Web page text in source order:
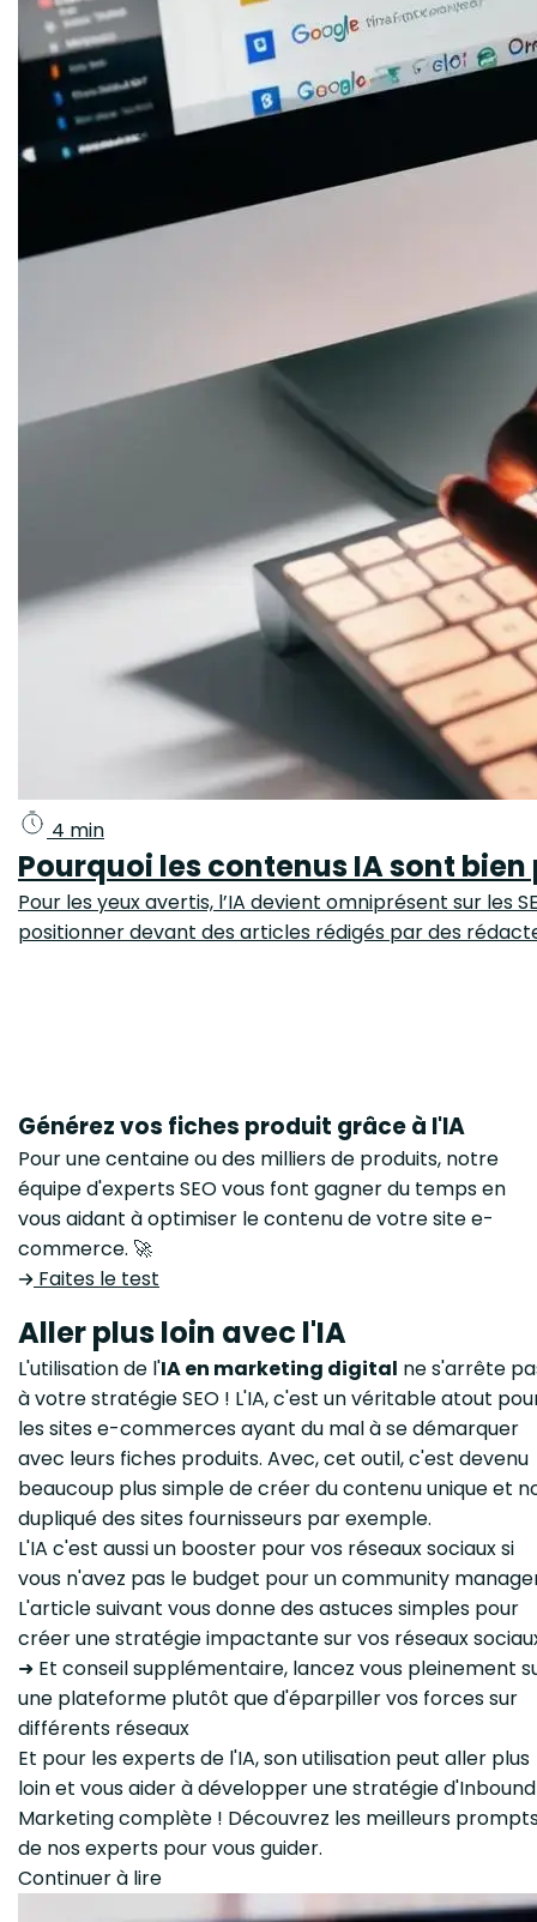
4 min
Pourquoi les contenus IA sont
Pour les yeux avertis, l’IA devient omniprésent sur les
positionner devant des articles rédigés par des
Générez vos fiches produit grâce à l'IA
Pour une centaine ou des milliers de produits, notre
équipe d'experts SEO vous font gagner du temps en
vous aidant à optimiser le contenu de votre site e-
commerce. 🚀
Faites le test
Aller plus loin avec l'IA
L'utilisation de l'IA en marketing digital ne s'arrête
à votre stratégie SEO ! L'IA, c'est un véritable atout
les sites e-commerces ayant du mal à se démarquer
avec leurs fiches produits. Avec, cet outil, c'est devenu
beaucoup plus simple de créer du contenu unique et
dupliqué des sites fournisseurs par exemple.
L'IA c'est aussi un booster pour vos réseaux sociaux si
vous n'avez pas le budget pour un community
L'article suivant vous donne des astuces simples pour
créer une stratégie impactante sur vos réseaux
➜ Et conseil supplémentaire, lancez vous pleinement
une plateforme plutôt que d'éparpiller vos forces sur
différents réseaux
Et pour les experts de l'IA, son utilisation peut aller plus
loin et vous aider à développer une stratégie d'Inbound
Marketing complète ! Découvrez les meilleurs
de nos experts pour vous guider.
Continuer à lire